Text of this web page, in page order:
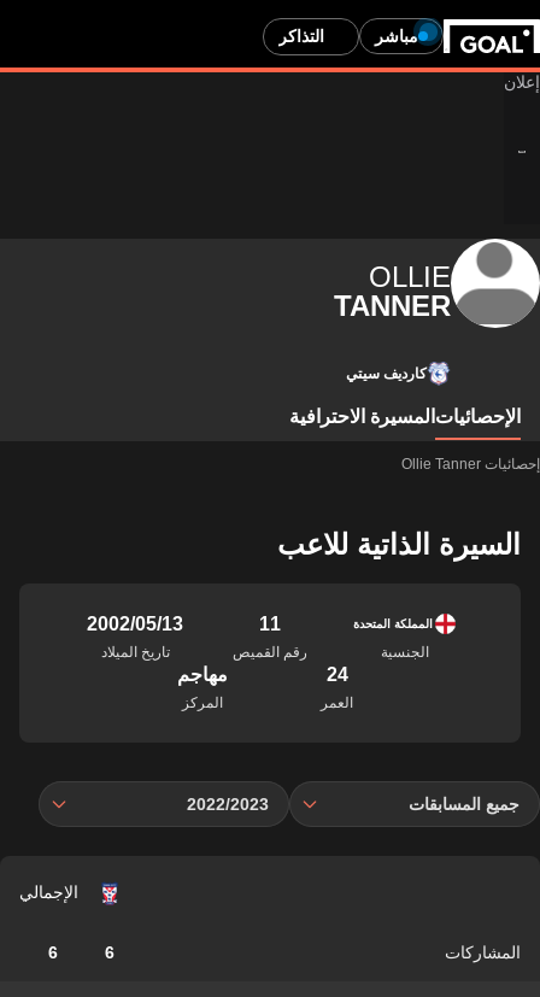
مباشر التذاكر
OLLIE
TANNER
كارديف سيتي
الإحصائيات المسيرة الاحترافية
إحصائيات Ollie Tanner
السيرة الذاتية للاعب
المملكة المتحدة
الجنسية
11
رقم القميص
13‏/05‏/2002
تاريخ الميلاد
24
العمر
مهاجم
المركز
جميع المسابقات 2022/2023
الإجمالي
المشاركات 6
6